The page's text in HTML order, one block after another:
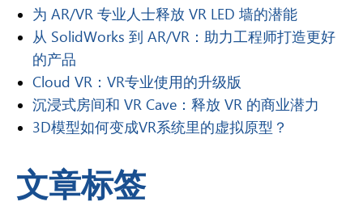
为 AR/VR 专业人士释放 VR LED 墙的潜能
从 SolidWorks 到 AR/VR：助力工程师打造更好
的产品
Cloud VR：VR专业使用的升级版
沉浸式房间和 VR Cave：释放 VR 的商业潜力
3D模型如何变成VR系统里的虚拟原型？
文章标签